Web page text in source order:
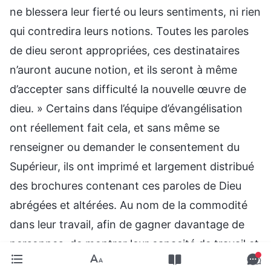
ne blessera leur fierté ou leurs sentiments, ni rien
qui contredira leurs notions. Toutes les paroles
de dieu seront appropriées, ces destinataires
n’auront aucune notion, et ils seront à même
d’accepter sans difficulté la nouvelle œuvre de
dieu. » Certains dans l’équipe d’évangélisation
ont réellement fait cela, et sans même se
renseigner ou demander le consentement du
Supérieur, ils ont imprimé et largement distribué
des brochures contenant ces paroles de Dieu
abrégées et altérées. Au nom de la commodité
dans leur travail, afin de gagner davantage de
personnes, de montrer leur capacité de travail et
de paraître loyaux dans leur devoir, ils ont